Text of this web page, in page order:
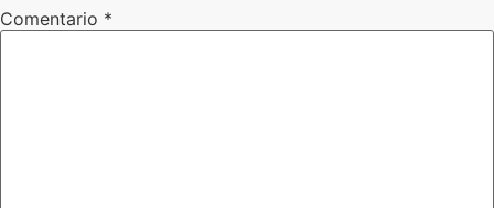
Comentario *